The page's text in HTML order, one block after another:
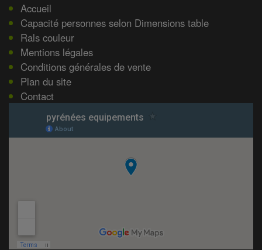
Accueil
Capacité personnes selon Dimensions table
Rals couleur
Mentions légales
Conditions générales de vente
Plan du site
Contact